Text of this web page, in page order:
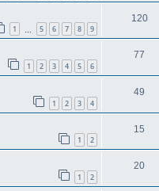
1 5 6 7 8 9
120
1 2 3 4 5 6
77
1 2 3 4
49
1 2
15
1 2
20